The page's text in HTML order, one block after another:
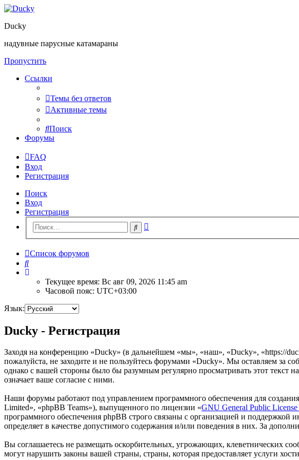
Ducky
надувные парусные катамараны
Пропустить
Ссылки
Темы без ответов
Активные темы
Поиск
Форумы
FAQ
Вход
Регистрация
Поиск
Вход
Регистрация
Поиск
Список форумов
Поиск
Текущее время: Вс авг 09, 2026 11:45 am
Часовой пояс: UTC+03:00
Язык:
Ducky - Регистрация
Заходя на конференцию «Ducky» (в дальнейшем «мы», «наш», «Ducky», «https://
пожалуйста, не заходите и не пользуйтесь форумами «Ducky». Мы оставляем за
однако с вашей стороны было бы разумным регулярно просматривать этот текст
означает ваше согласие с ними.
Наши форумы работают под управлением программного обеспечения для
Limited», «phpBB Teams»), выпущенного по лицензии «GNU General Public
программного обеспечения phpBB строго связаны с организацией и поддержкой
определяет в качестве допустимого содержания и/или поведения в них. За
Вы соглашаетесь не размещать оскорбительных, угрожающих, клеветнических
могут нарушить законы вашей страны, страны, которая предоставляет услуги